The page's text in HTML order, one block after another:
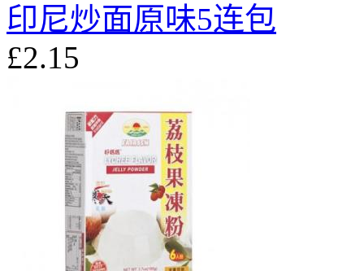
印尼炒面原味5连包
£2.15